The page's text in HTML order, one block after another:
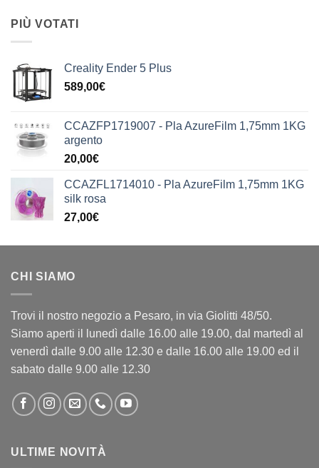
PIÙ VOTATI
Creality Ender 5 Plus
589,00€
CCAZFP1719007 - Pla AzureFilm 1,75mm 1KG
argento
20,00€
CCAZFL1714010 - Pla AzureFilm 1,75mm 1KG
silk rosa
27,00€
CHI SIAMO
Trovi il nostro negozio a Pesaro, in via Giolitti 48/50.
Siamo aperti il lunedì dalle 16.00 alle 19.00, dal martedì al
venerdì dalle 9.00 alle 12.30 e dalle 16.00 alle 19.00 ed il
sabato dalle 9.00 alle 12.30
ULTIME NOVITÀ